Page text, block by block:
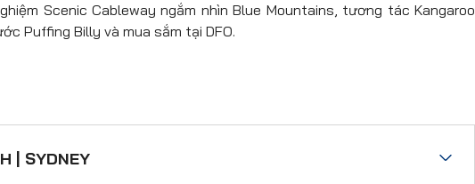
Scenic Cableway ngắm nhìn Blue Mountains, tương tác Kangaroo
Puffing Billy và mua sắm tại DFO.
| SYDNEY